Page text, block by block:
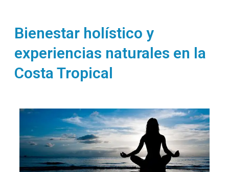
Bienestar holístico y
experiencias naturales en la
Costa Tropical